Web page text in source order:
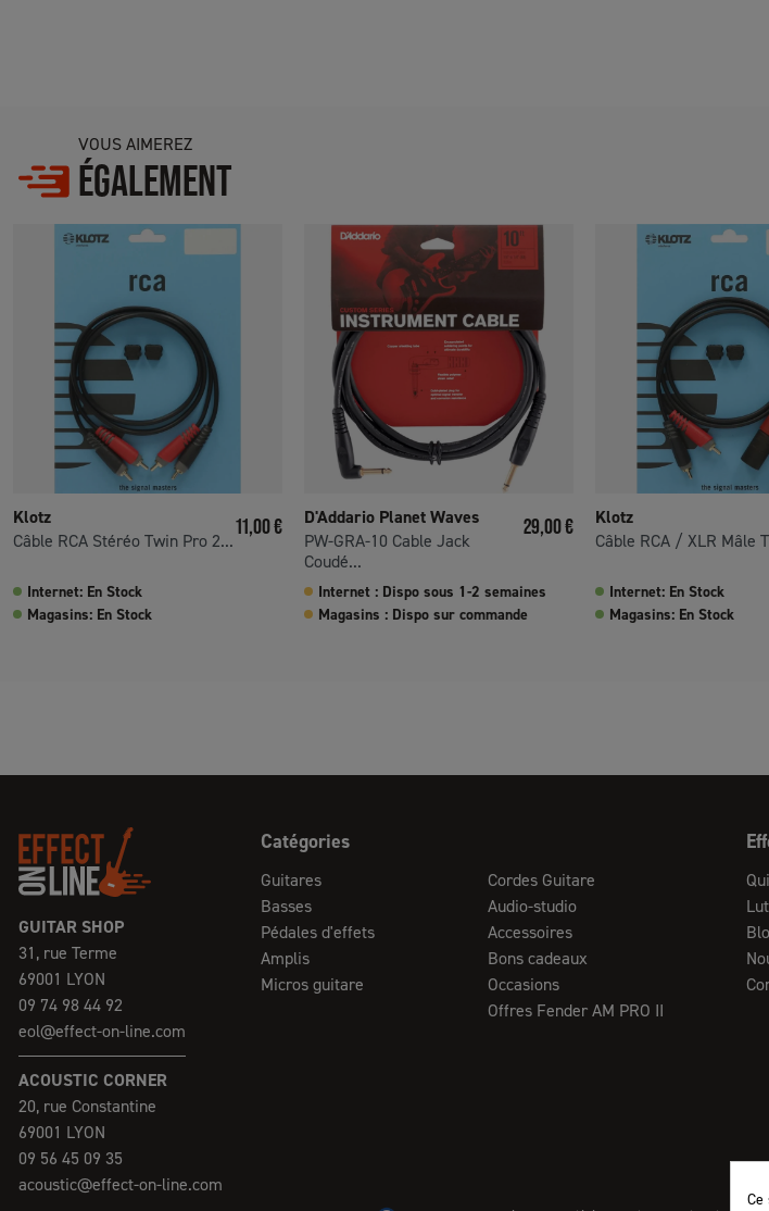
VOUS AIMEREZ
ÉGALEMENT
Klotz
Câble RCA Stéréo Twin Pro 2...
Prix
11,00 €
Internet: En Stock
Magasins: En Stock
D'Addario Planet Waves
PW-GRA-10 Cable Jack
Coudé...
Prix
29,00 €
Internet : Dispo sous 1-2 semaines
Magasins : Dispo sur commande
Klotz
Câble RCA / XLR Mâle
Internet: En Stock
Magasins: En Stock
GUITAR SHOP
31, rue Terme
69001 LYON
09 74 98 44 92
eol@effect-on-line.com
ACOUSTIC CORNER
20, rue Constantine
69001 LYON
09 56 45 09 35
acoustic@effect-on-line.com
Catégories
Guitares
Basses
Pédales d'effets
Amplis
Micros guitare
Cordes Guitare
Audio-studio
Accessoires
Bons cadeaux
Occasions
Offres Fender AM PRO II